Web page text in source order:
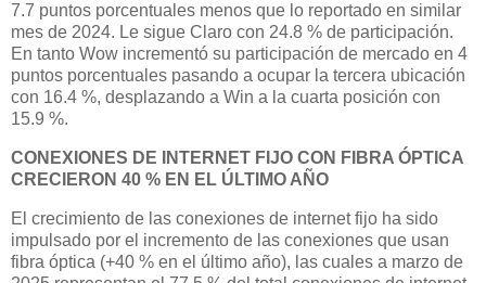
7.7 puntos porcentuales menos que lo reportado en similar
mes de 2024. Le sigue Claro con 24.8 % de participación.
En tanto Wow incrementó su participación de mercado en 4
puntos porcentuales pasando a ocupar la tercera ubicación
con 16.4 %, desplazando a Win a la cuarta posición con
15.9 %.
CONEXIONES DE INTERNET FIJO CON FIBRA ÓPTICA
CRECIERON 40 % EN EL ÚLTIMO AÑO
El crecimiento de las conexiones de internet fijo ha sido
impulsado por el incremento de las conexiones que usan
fibra óptica (+40 % en el último año), las cuales a marzo de